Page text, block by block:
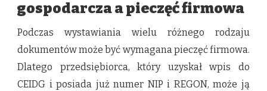
gospodarcza a pieczęć firmowa
Podczas wystawiania wielu różnego rodzaju
dokumentów może być wymagana pieczęć firmowa.
Dlatego przedsiębiorca, który uzyskał wpis do
CEIDG i posiada już numer NIP i REGON, może ją